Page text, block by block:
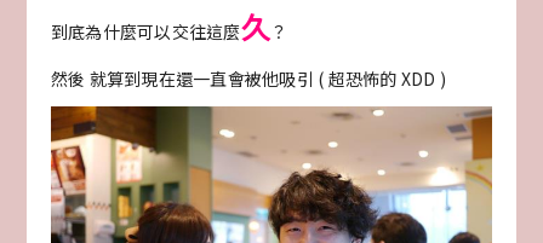
到底為什麼可以交往這麼久 ？
然後 就算到現在還一直會被他吸引 ( 超恐怖的 XDD )